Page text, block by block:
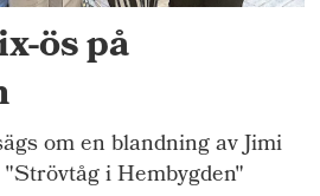
ös på
om en blandning av Jimi
i Hembygden"